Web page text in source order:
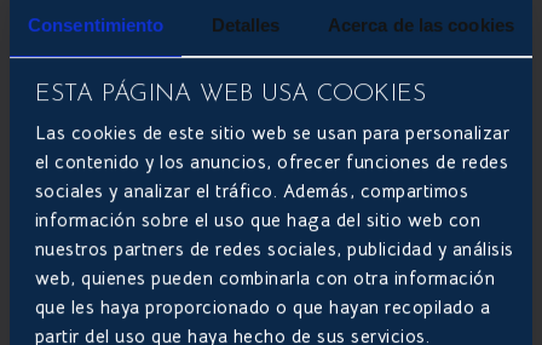
Consentimiento Detalles Acerca de las cookies
ESTA PÁGINA WEB USA COOKIES
Las cookies de este sitio web se usan para personalizar
el contenido y los anuncios, ofrecer funciones de redes
sociales y analizar el tráfico. Además, compartimos
información sobre el uso que haga del sitio web con
nuestros partners de redes sociales, publicidad y análisis
web, quienes pueden combinarla con otra información
que les haya proporcionado o que hayan recopilado a
partir del uso que haya hecho de sus servicios.